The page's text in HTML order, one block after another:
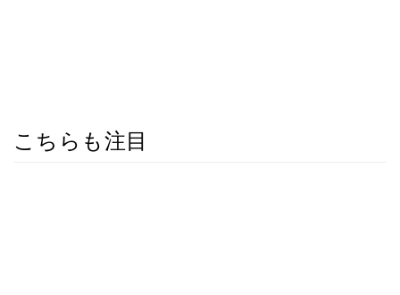
こちらも注目